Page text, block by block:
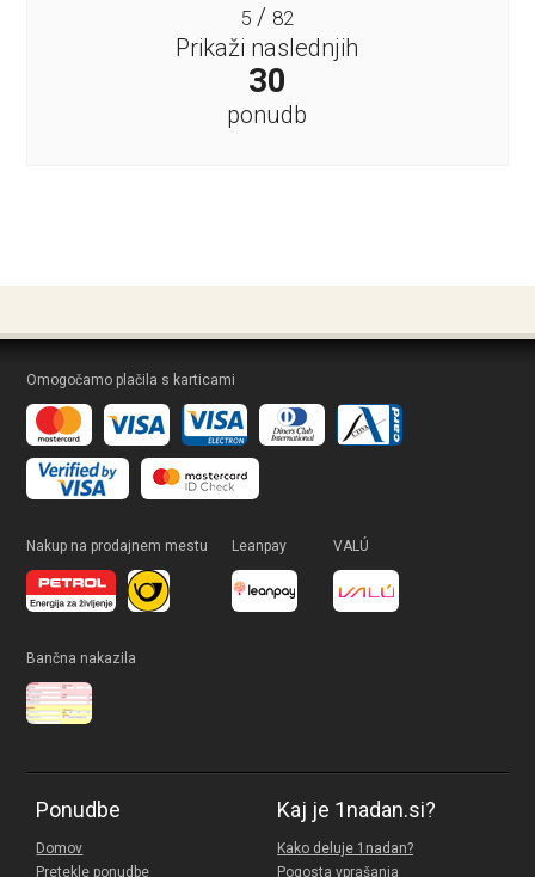
5 / 82
Prikaži naslednjih
30
ponudb
Omogočamo plačila s karticami
Nakup na prodajnem mestu Leanpay VALÚ
Bančna nakazila
Ponudbe
Domov
Pretekle ponudbe
Kaj je 1nadan.si?
Kako deluje 1nadan?
Pogosta vprašanja